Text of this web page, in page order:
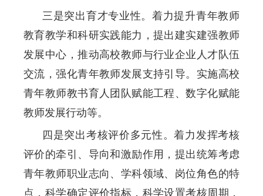
三是突出育才专业性。着力提升青年教师
教育教学和科研实践能力，提出建实建强教师
发展中心，推动高校教师与行业企业人才队伍
交流，强化青年教师发展支持引导。实施高校
青年教师教书育人团队赋能工程、数字化赋能
教师发展行动等。
四是突出考核评价多元性。着力发挥考核
评价的牵引、导向和激励作用，提出统筹考虑
青年教师职业志向、学科领域、岗位角色的特
点，科学确定评价指标，科学设置考核周期，